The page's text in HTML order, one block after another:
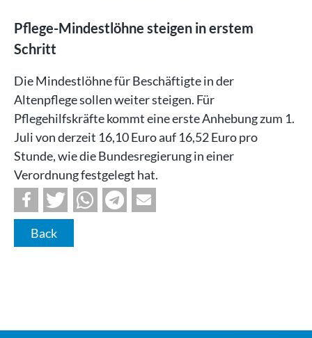
Pflege-Mindestlöhne steigen in erstem
Schritt
Die Mindestlöhne für Beschäftigte in der
Altenpflege sollen weiter steigen. Für
Pflegehilfskräfte kommt eine erste Anhebung zum 1.
Juli von derzeit 16,10 Euro auf 16,52 Euro pro
Stunde, wie die Bundesregierung in einer
Verordnung festgelegt hat.
Back